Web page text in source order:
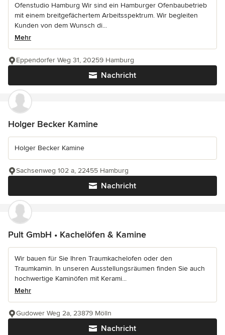
Ofenstudio Hamburg Wir sind ein Hamburger Ofenbaubetrieb
mit einem breitgefächertem Arbeitsspektrum. Wir begleiten
Kunden von dem Wunsch di...
Mehr
Nachricht
Eppendorfer Weg 31, 20259 Hamburg
Holger Becker Kamine
Holger Becker Kamine
Nachricht
Sachsenweg 102 a, 22455 Hamburg
Pult GmbH • Kachelöfen & Kamine
Wir bauen für Sie Ihren Traumkachelofen oder den
Traumkamin. In unseren Ausstellungsräumen finden Sie auch
hochwertige Kaminöfen mit Kerami...
Mehr
Nachricht
Gudower Weg 2a, 23879 Mölln